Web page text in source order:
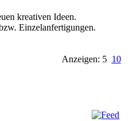
kreativen Ideen.
Einzelanfertigungen.
Anzeigen: 5 10